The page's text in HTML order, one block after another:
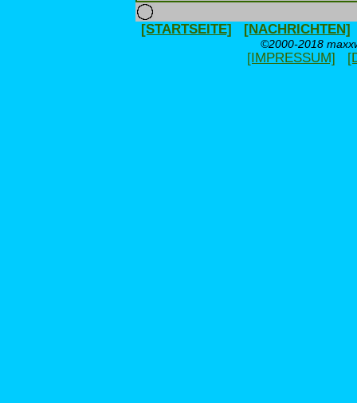
[STARTSEITE] [NACHRICHTEN]
©2000-2018
[IMPRESSUM]